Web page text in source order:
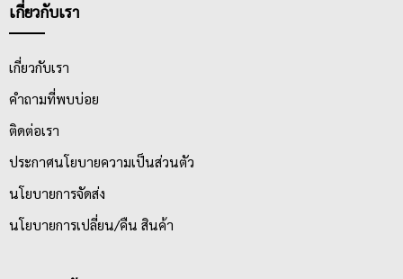
เกี่ยวกับเรา
เกี่ยวกับเรา
คำถามที่พบบ่อย
ติดต่อเรา
ประกาศนโยบายความเป็นส่วนตัว
นโยบายการจัดส่ง
นโยบายการเปลี่ยน/คืน สินค้า